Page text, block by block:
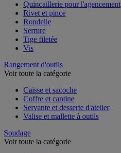
Quincaillerie pour l'agencement
Rivet et pince
Rondelle
Serrure
Tige filetée
Vis
Rangement d'outils
Voir toute la catégorie
Caisse et sacoche
Coffre et cantine
Servante et desserte d'atelier
Valise et mallette à outils
Soudage
Voir toute la catégorie